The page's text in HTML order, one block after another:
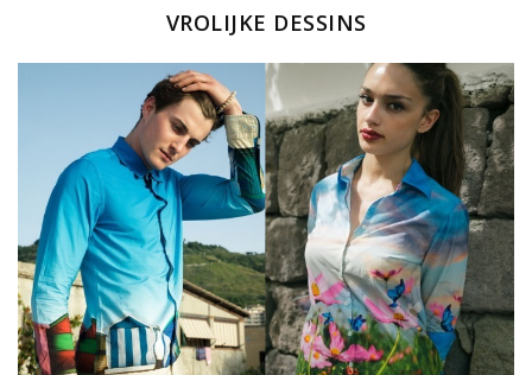
VROLIJKE DESSINS